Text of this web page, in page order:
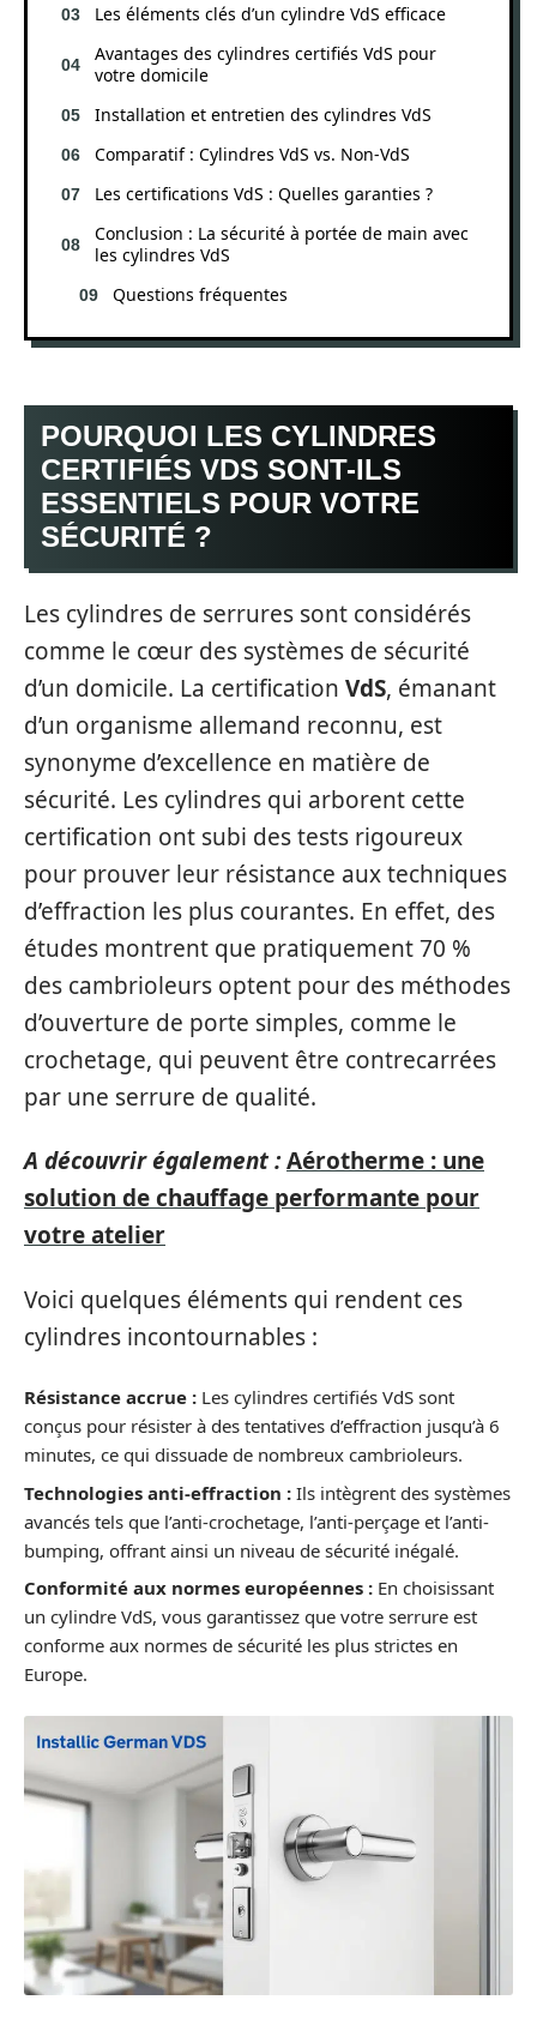
Les éléments clés d’un cylindre VdS efficace
Avantages des cylindres certifiés VdS pour
votre domicile
Installation et entretien des cylindres VdS
Comparatif : Cylindres VdS vs. Non-VdS
Les certifications VdS : Quelles garanties ?
Conclusion : La sécurité à portée de main avec
les cylindres VdS
Questions fréquentes
POURQUOI LES CYLINDRES
CERTIFIÉS VDS SONT-ILS
ESSENTIELS POUR VOTRE
SÉCURITÉ ?
Les cylindres de serrures sont considérés
comme le cœur des systèmes de sécurité
d’un domicile. La certification VdS, émanant
d’un organisme allemand reconnu, est
synonyme d’excellence en matière de
sécurité. Les cylindres qui arborent cette
certification ont subi des tests rigoureux
pour prouver leur résistance aux techniques
d’effraction les plus courantes. En effet, des
études montrent que pratiquement 70 %
des cambrioleurs optent pour des méthodes
d’ouverture de porte simples, comme le
crochetage, qui peuvent être contrecarrées
par une serrure de qualité.
A découvrir également :Aérotherme : une
solution de chauffage performante pour
votre atelier
Voici quelques éléments qui rendent ces
cylindres incontournables :
Résistance accrue : Les cylindres certifiés VdS sont
conçus pour résister à des tentatives d’effraction jusqu’à 6
minutes, ce qui dissuade de nombreux cambrioleurs.
Technologies anti-effraction : Ils intègrent des systèmes
avancés tels que l’anti-crochetage, l’anti-perçage et l’anti-
bumping, offrant ainsi un niveau de sécurité inégalé.
Conformité aux normes européennes : En choisissant
un cylindre VdS, vous garantissez que votre serrure est
conforme aux normes de sécurité les plus strictes en
Europe.